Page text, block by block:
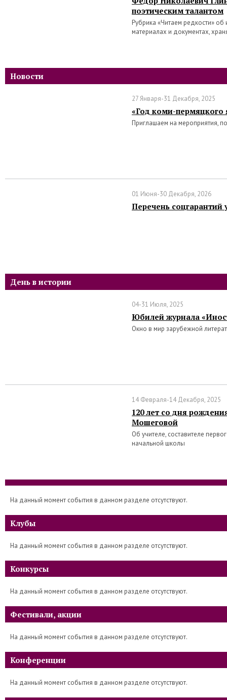
поэтическим талантом
Рубрика «Читаем редкости» об
материалах и документах,
Новости
27 Января-31 Декабря, 2025
«Год коми-пермяцкого
Приглашаем на мероприятия,
01 Июня-30 Декабря, 2026
Перечень соцгарантий
День в истории
04-31 Июля, 2025
Юбилей журнала
Окно в мир зарубежной
14 Февраля-14 Декабря, 2025
120 лет со дня
Мошеговой
Об учителе, составителе
начальной школы
На данный момент события в данном разделе отсутствуют.
Клубы
На данный момент события в данном разделе отсутствуют.
Конкурсы
На данный момент события в данном разделе отсутствуют.
Фестивали, акции
На данный момент события в данном разделе отсутствуют.
Конференции
На данный момент события в данном разделе отсутствуют.